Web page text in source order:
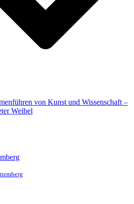
von Kunst und Wissenschaft –
Weibel